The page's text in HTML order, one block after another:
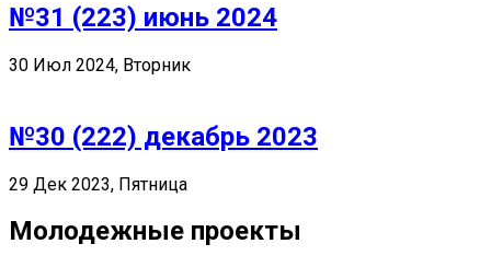
№31 (223) июнь 2024
30 Июл 2024, Вторник
№30 (222) декабрь 2023
29 Дек 2023, Пятница
Молодежные проекты